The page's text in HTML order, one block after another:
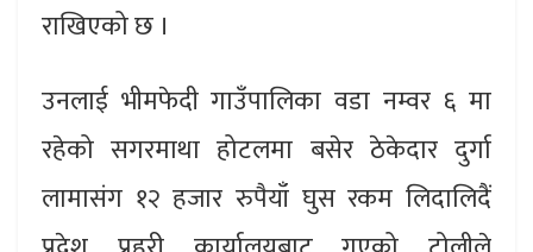
राखिएको छ ।
उनलाई भीमफेदी गाउँपालिका वडा नम्वर ६ मा
रहेको सगरमाथा होटलमा बसेर ठेकेदार दुर्गा
लामासंग १२ हजार रुपैयाँ घुस रकम लिदालिदैं